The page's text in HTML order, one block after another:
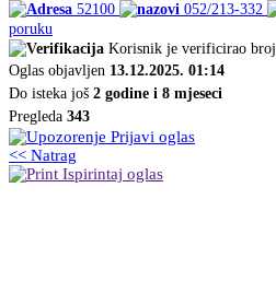
52100
052/213-332
poruku
Korisnik je verificirao
Oglas objavljen 13.12.2025. 01:14
Do isteka još 2 godine i 8 mjeseci
Pregleda 343
Prijavi oglas
<< Natrag
Ispirintaj oglas